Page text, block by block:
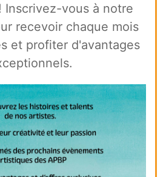
Inscrivez-vous à notre
recevoir chaque mois
et profiter d'avantages